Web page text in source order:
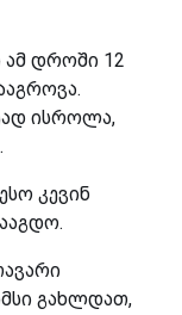
ამ დროში 12
ისროლა,
კევინ
გახლდათ,